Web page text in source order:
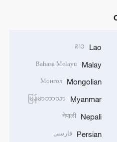
Lao
ລາວ
Malay
Bahasa Melayu
Mongolian
Монгол
Myanmar
မြန်မာဘာသာ
Nepali
नेपाली
Persian فارسی